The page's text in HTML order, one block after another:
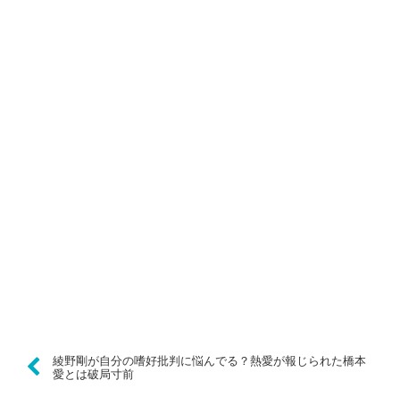
綾野剛が自分の嗜好批判に悩んでる？熱愛が報じられた橋本
愛とは破局寸前